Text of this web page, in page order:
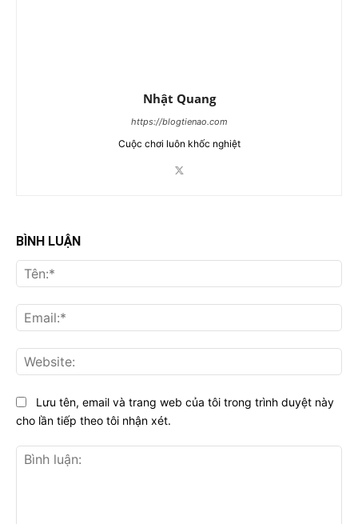
Nhật Quang
https://blogtienao.com
Cuộc chơi luôn khốc nghiệt
BÌNH LUẬN
Lưu tên, email và trang web của tôi trong trình duyệt này
cho lần tiếp theo tôi nhận xét.